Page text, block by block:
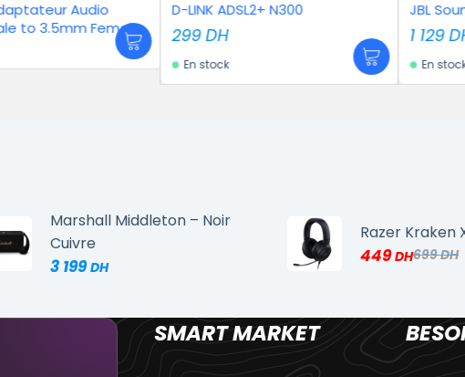
D-LINK ADSL2+ N300
299DH
JBL Soundgear Sense – Noir
Marshall Middleton – Noir
Cuivre
3 199
Razer Kraken
699
449
SMART MARKET